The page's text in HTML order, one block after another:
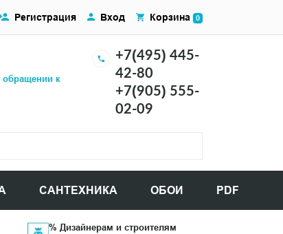
обращении к
+7(495) 445-
42-80
+7(905) 555-
02-09
САНТЕХНИКА ОБОИ PDF
Регистрация Вход Корзина 0
% Дизайнерам и строителям